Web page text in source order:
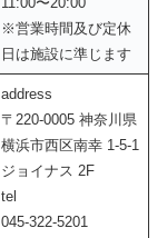
※営業時間及び定休
日は施設に準じます
address
〒220-0005 神奈川県
横浜市西区南幸 1-5-1
ジョイナス 2F
tel
045-322-5201